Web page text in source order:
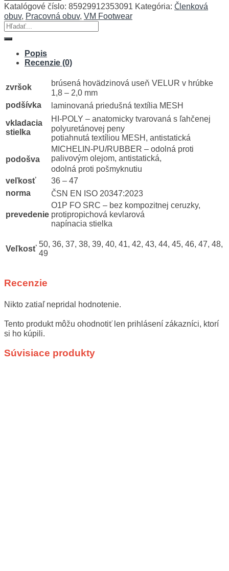
bezpečnostná
členková
Katalógové číslo: 85929912353091 Kategória: Členková
obuv, Pracovná obuv, VM Footwear
Hľadať:
Popis
Recenzie (0)
zvršok
brúsená hovädzinová useň VELUR v hrúbke
1,8 – 2,0 mm
podšívka
laminovaná priedušná textília MESH
vkladacia
stielka
HI-POLY – anatomicky tvarovaná s ľahčenej
polyuretánovej peny
potiahnutá textíliou MESH, antistatická
podošva
MICHELIN-PU/RUBBER – odolná proti
palivovým olejom, antistatická,
odolná proti pošmyknutiu
veľkosť
36 – 47
norma
ČSN EN ISO 20347:2023
prevedenie
O1P FO SRC – bez kompozitnej ceruzky,
protipropichová kevlarová
napínacia stielka
Veľkosť
50, 36, 37, 38, 39, 40, 41, 42, 43, 44, 45, 46, 47, 48,
49
Recenzie
Nikto zatiaľ nepridal hodnotenie.
Tento produkt môžu ohodnotiť len prihlásení zákazníci, ktorí
si ho kúpili.
Súvisiace produkty